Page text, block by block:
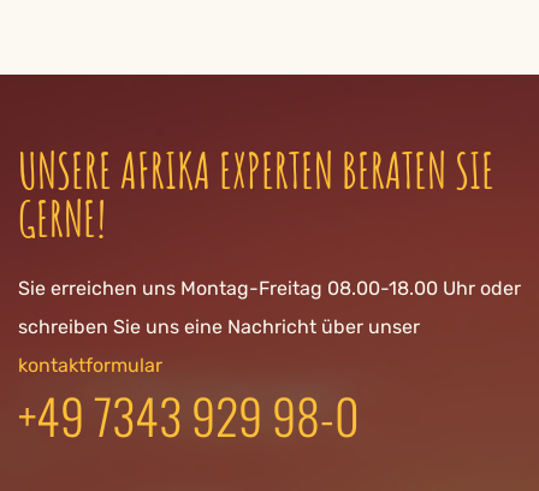
UNSERE AFRIKA EXPERTEN BERATEN SIE
GERNE!
Sie erreichen uns Montag-Freitag 08.00-18.00 Uhr oder
schreiben Sie uns eine Nachricht über unser
kontaktformular
+49 7343 929 98-0